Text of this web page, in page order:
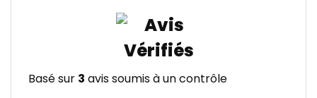
Basé sur 3 avis soumis à un contrôle